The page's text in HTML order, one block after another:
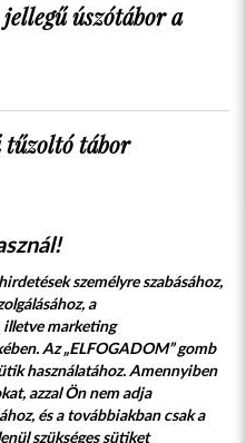
úszótábor a
tűzoltó tábor
Adatvédelmi nyilatkozat
személyre szabásához,
a
illetve marketing
Az „ELFOGADOM” gomb
használatához. Amennyiben
azzal Ön nem adja
és a továbbiakban csak a
szükséges sütiket